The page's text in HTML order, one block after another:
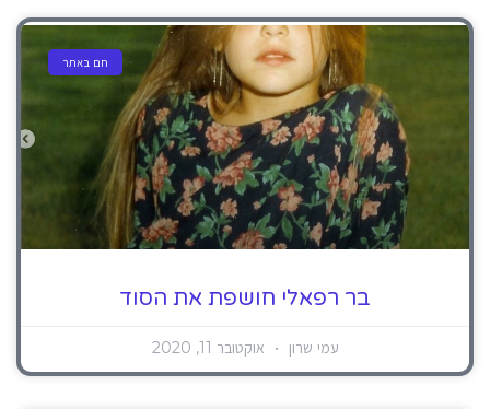
חם באתר
בר רפאלי חושפת את הסוד
עמי שרון אוקטובר 11, 2020